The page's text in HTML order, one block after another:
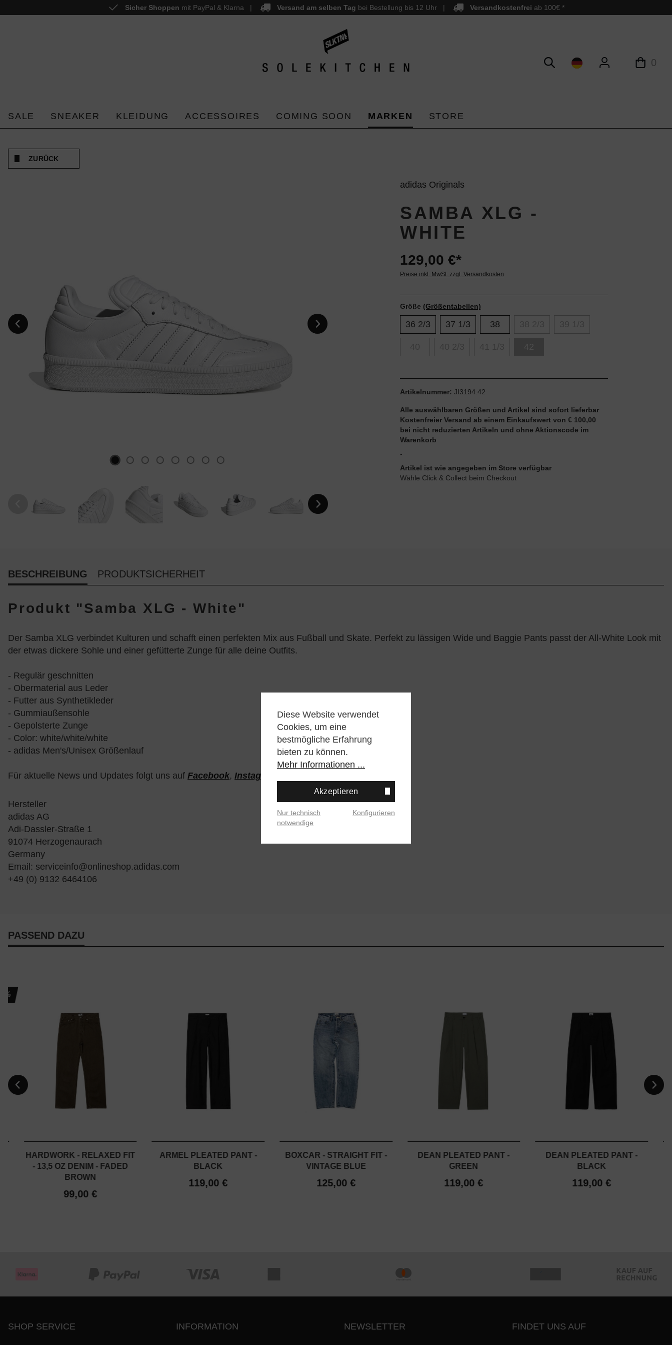
Zur Hauptnavigation springen
Sicher Shoppen mit PayPal & Klarna Versand am selben Tag bei Bestellung bis 12 Uhr Versandkostenfrei ab 100€ *
0
SALE SNEAKER KLEIDUNG ACCESSOIRES COMING SOON MARKEN STORE
ZURÜCK
adidas Originals
SAMBA XLG -
WHITE
129,00 €*
Preise inkl. MwSt. zzgl. Versandkosten
Größe (Größentabellen)
36 2/3 37 1/3 38
Artikelnummer: JI3194.42
Alle auswählbaren Größen und Artikel sind sofort lieferbar
Kostenfreier Versand ab einem Einkaufswert von € 100,00
bei nicht reduzierten Artikeln und ohne Aktionscode im
Warenkorb
-
Artikel ist wie angegeben im Store verfügbar
Wähle Click & Collect beim Checkout
BESCHREIBUNG PRODUKTSICHERHEIT
Produkt "Samba XLG - White"
Der Samba XLG verbindet Kulturen und schafft einen perfekten Mix aus Fußball und Skate. Perfekt zu lässigen Wide und Baggie Pants passt der All-White Look mit
der etwas dickere Sohle und einer gefütterte Zunge für alle deine Outfits.
- Regulär geschnitten
- Obermaterial aus Leder
- Futter aus Synthetikleder
- Gummiaußensohle
- Gepolsterte Zunge
- Color: white/white/white
- adidas Men's/Unisex Größenlauf
Für aktuelle News und Updates folgt uns auf Facebook, Instagram
Hersteller
adidas AG
Adi-Dassler-Straße 1
91074 Herzogenaurach
Germany
Email: serviceinfo@onlineshop.adidas.com
+49 (0) 9132 6464106
PASSEND DAZU
%
HARDWORK - RELAXED FIT
- 13,5 OZ DENIM - FADED
BROWN
99,00 €
ARMEL PLEATED PANT -
BLACK
119,00 €
BOXCAR - STRAIGHT FIT -
VINTAGE BLUE
125,00 €
DEAN PLEATED PANT -
GREEN
119,00 €
DEAN PLEATED PANT -
BLACK
119,00 €
SHOP SERVICE INFORMATION NEWSLETTER FINDET UNS AUF
Diese Website verwendet
Cookies, um eine
bestmögliche Erfahrung
bieten zu können.
Mehr Informationen ...
Akzeptieren
Nur technisch
notwendige
Konfigurieren